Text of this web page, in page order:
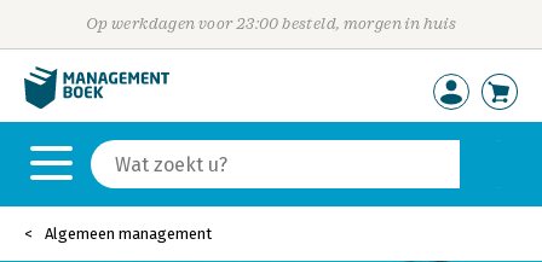
Op werkdagen voor 23:00 besteld, morgen in huis
Algemeen management